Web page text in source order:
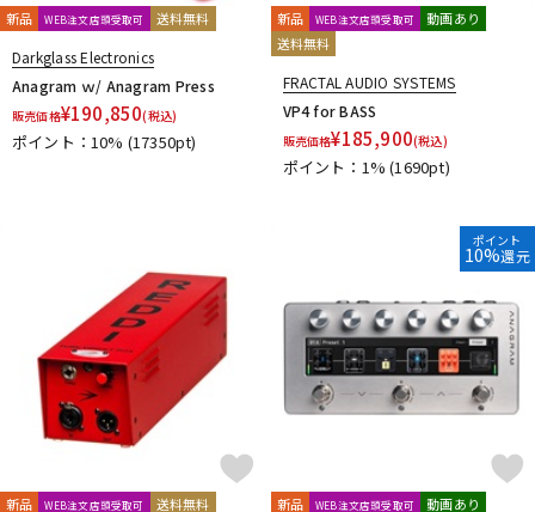
S
Seide
SENNHEISER
Shigemori
shin’s music
SHURE
Singular Sound Skreddy Pedals
SM Pedals
Smart Belle Amplification
SMOKY SIGNAL AUDIO
SND(Shun Nokina Design) * L'
Soldano
SolidGoldFX
SoundBrut
SviSound
TASCAM TBCFX tc electronic TDC
TECH21
Temple Audio Design
the King of Gear
Thermion
TOKYO EFFECTOR
T-REX TRUE DYNA
TRUETONE
Tru-Fi
Union Tube & Transistor
Universal Audio
Univox
unknown VALETON Valkyrie Spear VEMURAM
新品 WEB注文店頭受取可 送料無料
Darkglass Electronics
Anagram ｗ/ Anagram Press
販売価格¥190,850(税込)
ポイント：10% (17350pt)
新品 WEB注文店頭受取可
動画あり
送料無料
FRACTAL AUDIO SYSTEMS
VP4 for BASS
販売価格¥185,900(税込)
ポイント：1%(1690pt)
新品 WEB注文店頭受取可 送料無料
ポイント
10%還元
新品 WEB注文店頭受取可 動画あり